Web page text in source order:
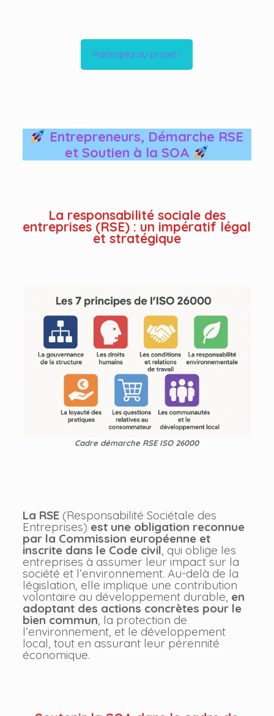
Participez au projet !
Entrepreneurs, Démarche RSE
et Soutien à la SOA
La responsabilité sociale des
entreprises (RSE) : un impératif légal
et stratégique
Cadre démarche RSE ISO 26000
La RSE(Responsabilité Sociétale des
Entreprises) est une obligation reconnue
par la Commission européenne et
inscrite dans le Code civil , qui oblige les
entreprises à assumer leur impact sur la
société et l’environnement. Au-delà de la
législation, elle implique une contribution
volontaire au développement durable, en
adoptant des actions concrètes pour le
bien commun , la protection de
l’environnement, et le développement
local, tout en assurant leur pérennité
économique.